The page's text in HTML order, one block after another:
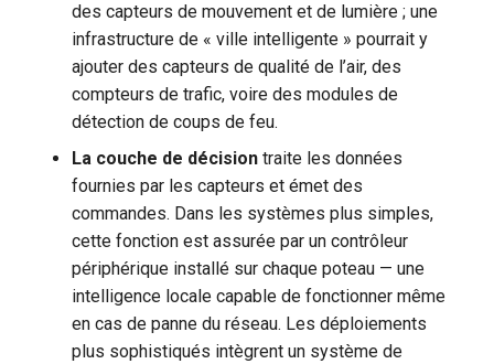
des capteurs de mouvement et de lumière ; une
infrastructure de « ville intelligente » pourrait y
ajouter des capteurs de qualité de l’air, des
compteurs de trafic, voire des modules de
détection de coups de feu.
La couche de décision traite les données
fournies par les capteurs et émet des
commandes. Dans les systèmes plus simples,
cette fonction est assurée par un contrôleur
périphérique installé sur chaque poteau — une
intelligence locale capable de fonctionner même
en cas de panne du réseau. Les déploiements
plus sophistiqués intègrent un système de